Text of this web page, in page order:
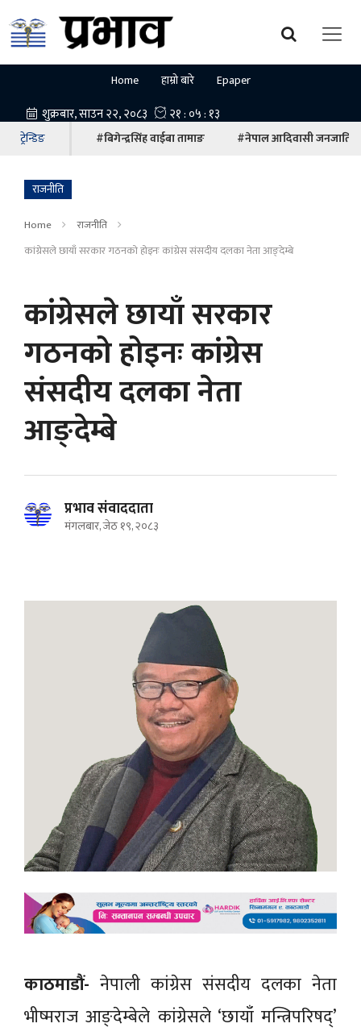
Home हाम्रो बारे Epaper
ट्रेन्डिङ #बिगेन्द्रसिंह वाईबा तामाङ #नेपाल आदिवासी जनजाति
राजनीति
Home
राजनीति
कांग्रेसले छायाँ सरकार गठनको होइनः कांग्रेस संसदीय दलका नेता आङ्देम्बे
कांग्रेसले छायाँ सरकार
गठनको होइनः कांग्रेस
संसदीय दलका नेता
आङ्देम्बे
प्रभाव संवाददाता
मंगलबार, जेठ १९, २०८३
काठमाडौं- नेपाली कांग्रेस संसदीय दलका नेता
भीष्मराज आङ्देम्बेले कांग्रेसले ‘छायाँ मन्त्रिपरिषद्’